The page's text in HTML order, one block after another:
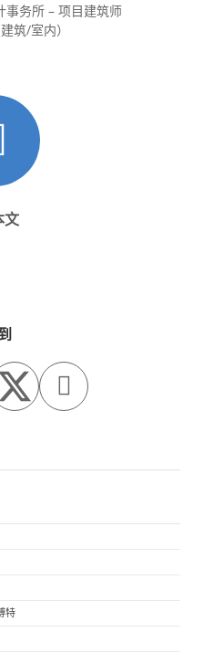
事务所 – 项目建筑师
筑/室内）
文

特